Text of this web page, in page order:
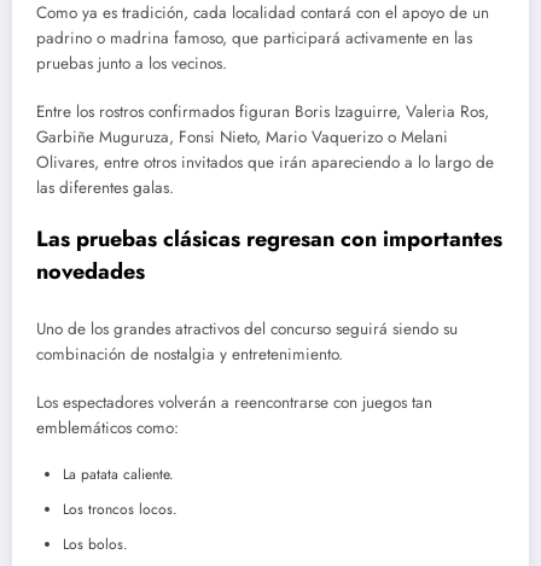
Como ya es tradición, cada localidad contará con el apoyo de un
padrino o madrina famoso, que participará activamente en las
pruebas junto a los vecinos.
Entre los rostros confirmados figuran Boris Izaguirre, Valeria Ros,
Garbiñe Muguruza, Fonsi Nieto, Mario Vaquerizo o Melani
Olivares, entre otros invitados que irán apareciendo a lo largo de
las diferentes galas.
Las pruebas clásicas regresan con importantes
novedades
Uno de los grandes atractivos del concurso seguirá siendo su
combinación de nostalgia y entretenimiento.
Los espectadores volverán a reencontrarse con juegos tan
emblemáticos como:
La patata caliente.
Los troncos locos.
Los bolos.